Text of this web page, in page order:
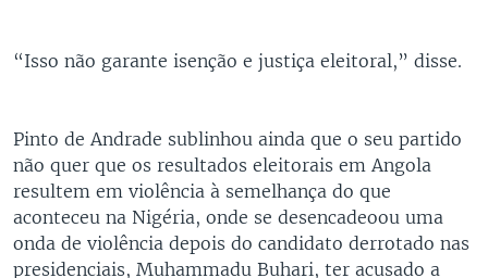
“Isso não garante isenção e justiça eleitoral,” disse.
Pinto de Andrade sublinhou ainda que o seu partido
não quer que os resultados eleitorais em Angola
resultem em violência à semelhança do que
aconteceu na Nigéria, onde se desencadeoou uma
onda de violência depois do candidato derrotado nas
presidenciais, Muhammadu Buhari, ter acusado a